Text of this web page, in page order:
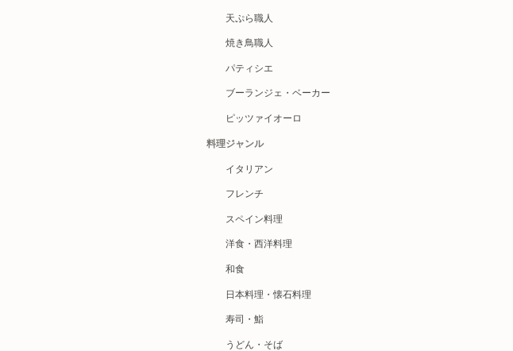
天ぷら職人
焼き鳥職人
パティシエ
ブーランジェ・ベーカー
ピッツァイオーロ
料理ジャンル
イタリアン
フレンチ
スペイン料理
洋食・西洋料理
和食
日本料理・懐石料理
寿司・鮨
うどん・そば